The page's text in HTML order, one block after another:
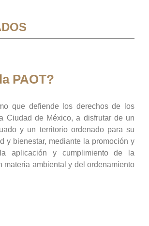
PAOT?
que defiende los derechos de los
Ciudad de México, a disfrutar de un
y un territorio ordenado para su
y bienestar, mediante la promoción y
aplicación y cumplimiento de la
materia ambiental y del ordenamiento